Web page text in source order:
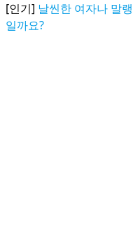
[인기] 날씬한 여자나 말
일까요?